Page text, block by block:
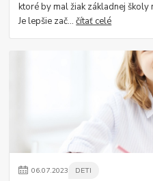
ktoré by mal žiak základnej
Je lepšie zač...čítať celé
06.07.2023 DETI